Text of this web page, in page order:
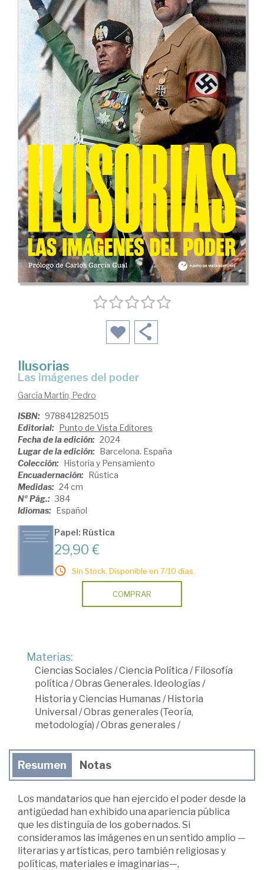
Ilusorias
las imágenes del poder
García Martín, Pedro
ISBN: 9788412825015
Editorial: Punto de Vista Editores
Fecha de la edición: 2024
Lugar de la edición: Barcelona. España
Colección: Historia y Pensamiento
Encuadernación: Rústica
Medidas: 24 cm
Nº Pág.: 384
Idiomas: Español
Papel: Rústica
29,90 €
Sin Stock. Disponible en 7/10 días.
COMPRAR
Materias:
Ciencias Sociales /Ciencia Política /Filosofía
política /Obras Generales. Ideologías /
Historia y Ciencias Humanas /Historia
Universal /Obras generales (Teoría,
metodología) /Obras generales /
Resumen Notas
Los mandatarios que han ejercido el poder desde la
antigüedad han exhibido una apariencia pública
que les distinguía de los gobernados. Si
consideramos las imágenes en un sentido amplio —
literarias y artísticas, pero también religiosas y
políticas, materiales e imaginarias—,